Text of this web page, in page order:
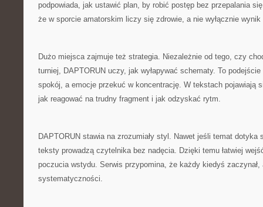
podpowiada, jak ustawić plan, by robić postęp bez przepalania
że w sporcie amatorskim liczy się zdrowie, a nie wyłącznie
Dużo miejsca zajmuje też strategia. Niezależnie od tego, czy
turniej, DAPTORUN uczy, jak wyłapywać schematy. To
spokój, a emocje przekuć w koncentrację. W tekstach pojawiają
jak reagować na trudny fragment i jak odzyskać rytm.
DAPTORUN stawia na zrozumiały styl. Nawet jeśli temat dotyka
teksty prowadzą czytelnika bez nadęcia. Dzięki temu łatwiej
poczucia wstydu. Serwis przypomina, że każdy kiedyś
systematyczności.